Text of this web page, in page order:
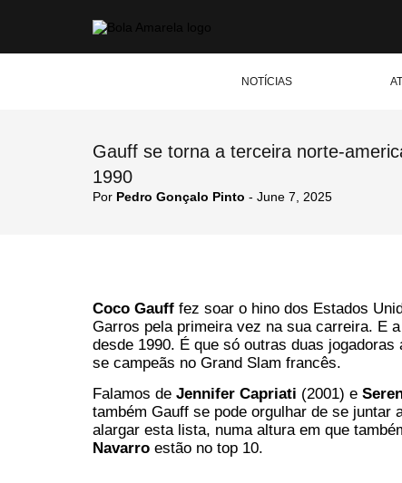
NOTÍCIAS
Gauff se torna a terceira norte-
1990
Por Pedro Gonçalo Pinto - June 7, 2025
Coco Gauff fez soar o hino dos Estados
Garros pela primeira vez na sua carreira. E
desde 1990. É que só outras duas
se campeãs no Grand Slam francês.
Falamos de Jennifer Capriati (2001) e
também Gauff se pode orgulhar de se juntar
alargar esta lista, numa altura em que
Navarro estão no top 10.